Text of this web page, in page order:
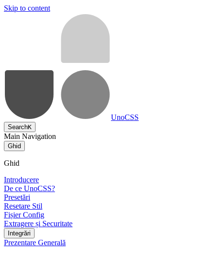
Skip to content
UnoCSS
SearchK
Main Navigation
Ghid
Ghid
Introducere
De ce UnoCSS?
Presetări
Resetare Stil
Fișier Config
Extragere și Securitate
Integrări
Prezentare Generală